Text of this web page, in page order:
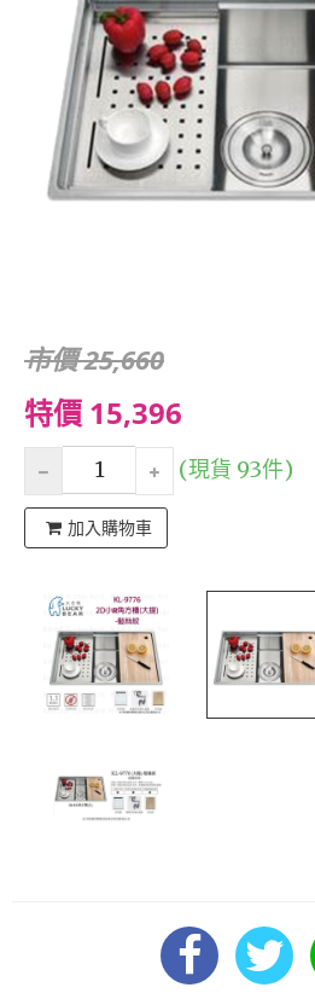
市價 25,660
特價 15,396
(現貨 93件)
加入購物車